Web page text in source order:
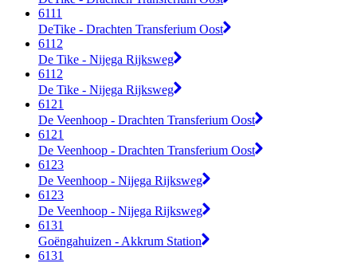
6111
DeTike - Drachten Transferium Oost
6112
De Tike - Nijega Rijksweg
6112
De Tike - Nijega Rijksweg
6121
De Veenhoop - Drachten Transferium Oost
6121
De Veenhoop - Drachten Transferium Oost
6123
De Veenhoop - Nijega Rijksweg
6123
De Veenhoop - Nijega Rijksweg
6131
Goëngahuizen - Akkrum Station
6131